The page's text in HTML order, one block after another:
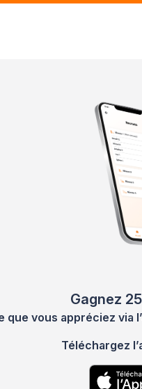
Gagnez
vous appréciez via
Téléchargez